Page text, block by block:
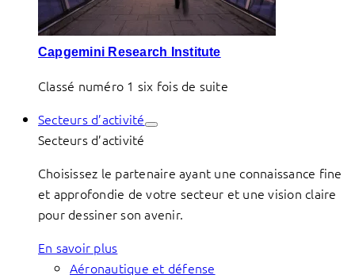
Capgemini Research Institute
Classé numéro 1 six fois de suite
Secteurs d’activité
Secteurs d’activité
Choisissez le partenaire ayant une connaissance fine
et approfondie de votre secteur et une vision claire
pour dessiner son avenir.
En savoir plus
Aéronautique et défense